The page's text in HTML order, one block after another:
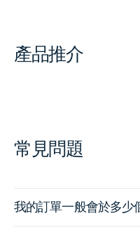
產品推介
常見問題
我的訂單一般會於多少